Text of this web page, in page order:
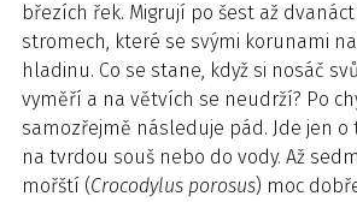
březích řek. Migrují po šest až
stromech, které se svými korunami
hladinu. Co se stane, když si nosáč
vyměří a na větvích se neudrží? Po
samozřejmě následuje pád. Jde jen o
na tvrdou souš nebo do vody. Až
mořští (Crocodylus porosus) moc